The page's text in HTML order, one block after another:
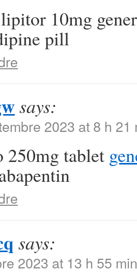
10mg
pill
says:
2023 at 8 h 21
250mg tablet
says:
2023 at 13 h 55 min